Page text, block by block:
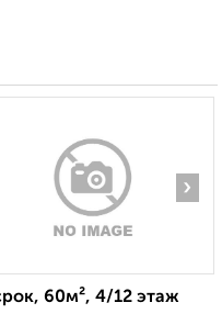
›
60м², 4/12 этаж